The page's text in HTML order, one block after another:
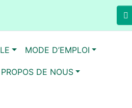
MODE D’EMPLOI
DE NOUS